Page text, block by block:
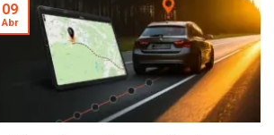
09
Abr